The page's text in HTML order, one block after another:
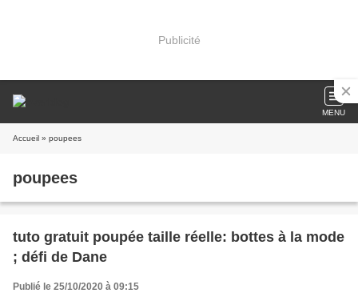
Publicité
MENU
Accueil » poupees
poupees
tuto gratuit poupée taille réelle: bottes à la mode
; défi de Dane
Publié le 25/10/2020 à 09:15